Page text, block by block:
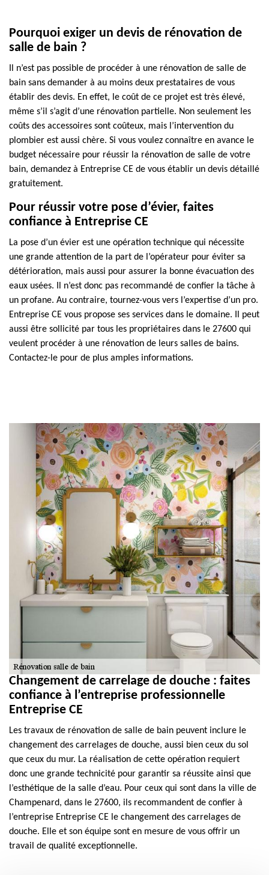
Pourquoi exiger un devis de rénovation de
salle de bain ?
Il n’est pas possible de procéder à une rénovation de salle de
bain sans demander à au moins deux prestataires de vous
établir des devis. En effet, le coût de ce projet est très élevé,
même s’il s’agit d’une rénovation partielle. Non seulement les
coûts des accessoires sont coûteux, mais l’intervention du
plombier est aussi chère. Si vous voulez connaître en avance le
budget nécessaire pour réussir la rénovation de salle de votre
bain, demandez à Entreprise CE de vous établir un devis détaillé
gratuitement.
Pour réussir votre pose d’évier, faites
confiance à Entreprise CE
La pose d’un évier est une opération technique qui nécessite
une grande attention de la part de l’opérateur pour éviter sa
détérioration, mais aussi pour assurer la bonne évacuation des
eaux usées. Il n’est donc pas recommandé de confier la tâche à
un profane. Au contraire, tournez-vous vers l’expertise d’un pro.
Entreprise CE vous propose ses services dans le domaine. Il peut
aussi être sollicité par tous les propriétaires dans le 27600 qui
veulent procéder à une rénovation de leurs salles de bains.
Contactez-le pour de plus amples informations.
Changement de carrelage de douche : faites
confiance à l’entreprise professionnelle
Entreprise CE
Les travaux de rénovation de salle de bain peuvent inclure le
changement des carrelages de douche, aussi bien ceux du sol
que ceux du mur. La réalisation de cette opération requiert
donc une grande technicité pour garantir sa réussite ainsi que
l’esthétique de la salle d’eau. Pour ceux qui sont dans la ville de
Champenard, dans le 27600, ils recommandent de confier à
l’entreprise Entreprise CE le changement des carrelages de
douche. Elle et son équipe sont en mesure de vous offrir un
travail de qualité exceptionnelle.